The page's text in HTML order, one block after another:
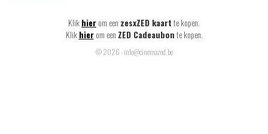
Klikhierom een zesxZED kaartte kopen.
Klik hier om een ZED Cadeaubonte kopen.
© 2026 - info@cinemazed.be